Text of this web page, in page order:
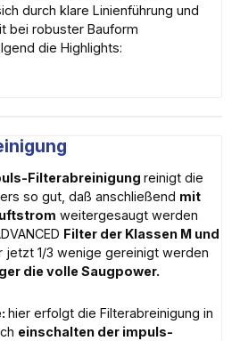
durch klare Linienführung und
bei robuster Bauform
die Highlights:
Filterabreinigung reinigt die
so gut, daß anschließend mit
weitergesaugt werden
Filter der Klassen M und
jetzt 1/3 wenige gereinigt werden
die volle Saugpower.
hier erfolgt die Filterabreinigung in
einschalten der impuls-